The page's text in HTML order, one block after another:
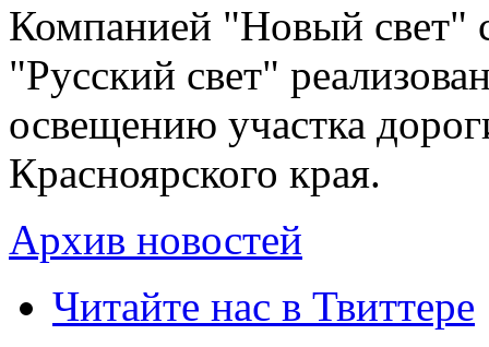
Компанией "Новый свет"
"Русский свет"
освещению участка
Красноярского края.
Архив новостей
Читайте нас в Твиттере